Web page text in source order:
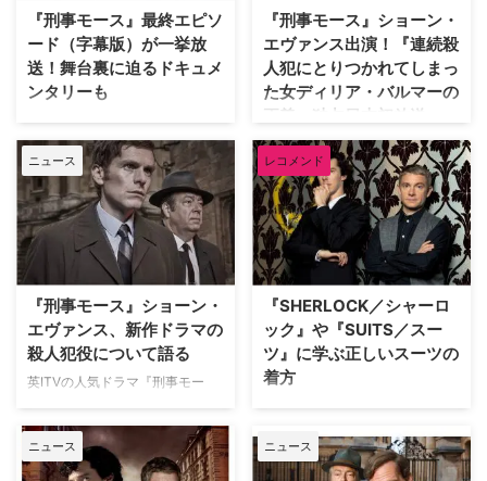
たイギリス発のクライム・サスペ
ンス『カナル・キラー ～隣で眠
る連続殺人鬼～』第1話を
YouTubeで期間限定無料公開中。
恋人が連続殺人鬼だった女性の実
話をドラマ化 2024年に本国イギ
リスで放送され、日本では『連続
殺人犯にとりつかれてしまった女
ディリア・バルマーの正義』とい
うタイトルでも知られる本作。恋
人が連続殺 …
と同じく英ITVで2026年に放送さ
れる新作ドラマ『Betrayal（原
題）』でショーンが演じるのは、
MI5（情報局保安部）に所属する
争中にMI5に加わり、イギリス国
内でのテロ攻撃を防ぐ最前線に立
っていた …
『刑事モース』最終エピソ
ード（字幕版）が一挙放
送！舞台裏に迫るドキュメ
ンタリーも
英国の人気ミステリー小説「モー
ス警部」。そのモースの若かりし
頃を描いたドラマ『刑事モース
～オックスフォード事件簿～』
は、オックスフォードを舞台に古
典的なミステリーが展開される人
気ドラマ。 WOWOWプラスで8
月4日（月）12時から一挙放送、
字・吹両方を8月から配信開
始！ 遂に待望の最終エピソード
（Case34～36）を字幕版テレビ
初独占放送＆配信。さらに、ドラ
ーもあわせてお届け。 『刑事モ
ース～オックスフォード事件簿
～』Case1～36一挙放送 …
『刑事モース』ショーン・
エヴァンス出演！『連続殺
人犯にとりつかれてしまっ
た女ディリア・バルマーの
正義』独占日本初放送
人気ドラマ『刑事モース ～オッ
クスフォード事件簿～』に主演し
ていたショーン・エヴァンス最新
作『連続殺人犯にとりつかれてし
まった女ディリア・バルマーの正
義』が、4月27日（日）16：00
よりミステリーチャンネルにて独
占日本初放送となる。 刑事モー
スが実在の殺人鬼に 交際相手は
殺人鬼だった…！ シリアルキラ
ーにつきまとわれる恐怖から生還
した女性の実話を描いた衝撃作
義』。殺人鬼と知らずに交際し、
半殺しの目に遭いながら強く生き
ニュース
『刑事モース』ショーン・
エヴァンス、新作ドラマの
殺人犯役について語る
英ITVの人気ドラマ『刑事モー
～』の主人公エンデバー・モース
役で知られるショーン・エヴァン
ス。彼が、新作ドラマで演じた殺
レコメンド
『SHERLOCK／シャーロ
ック』や『SUITS／スー
ツ』に学ぶ正しいスーツの
着方
学生や社会人として新しい生活を
などに身に着けるスーツ。そんな
フォーマルな恰好をどう着こなす
ニュース ニュース